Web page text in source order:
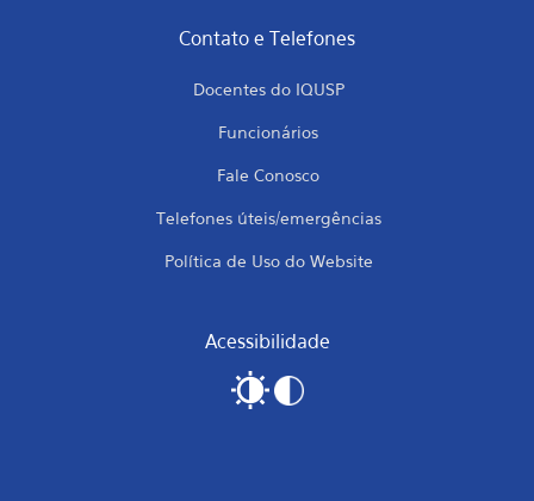
Contato e Telefones
Docentes do IQUSP
Funcionários
Fale Conosco
Telefones úteis/emergências
Política de Uso do Website
Acessibilidade